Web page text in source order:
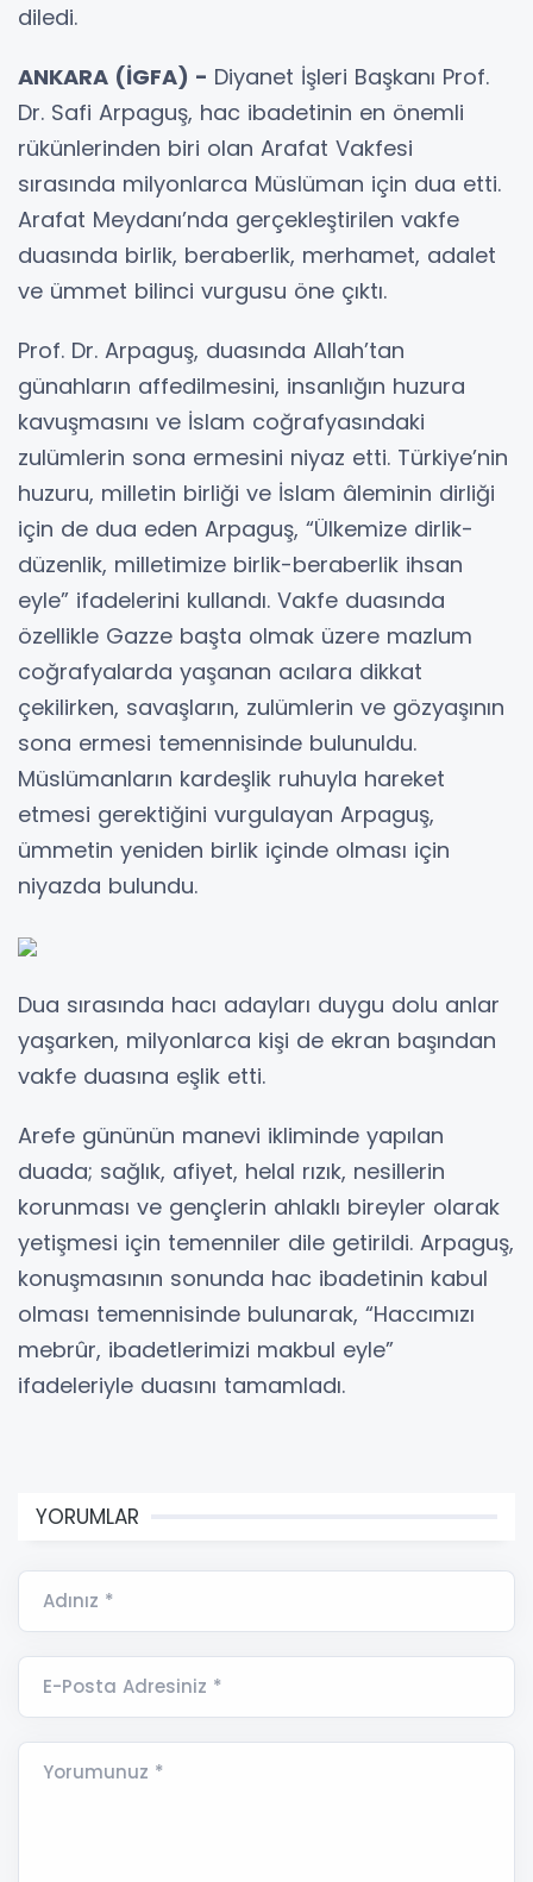
diledi.
ANKARA (İGFA) - Diyanet İşleri Başkanı Prof.
Dr. Safi Arpaguş, hac ibadetinin en önemli
rükünlerinden biri olan Arafat Vakfesi
sırasında milyonlarca Müslüman için dua etti.
Arafat Meydanı’nda gerçekleştirilen vakfe
duasında birlik, beraberlik, merhamet, adalet
ve ümmet bilinci vurgusu öne çıktı.
Prof. Dr. Arpaguş, duasında Allah’tan
günahların affedilmesini, insanlığın huzura
kavuşmasını ve İslam coğrafyasındaki
zulümlerin sona ermesini niyaz etti. Türkiye’nin
huzuru, milletin birliği ve İslam âleminin dirliği
için de dua eden Arpaguş, “Ülkemize dirlik-
düzenlik, milletimize birlik-beraberlik ihsan
eyle” ifadelerini kullandı. Vakfe duasında
özellikle Gazze başta olmak üzere mazlum
coğrafyalarda yaşanan acılara dikkat
çekilirken, savaşların, zulümlerin ve gözyaşının
sona ermesi temennisinde bulunuldu.
Müslümanların kardeşlik ruhuyla hareket
etmesi gerektiğini vurgulayan Arpaguş,
ümmetin yeniden birlik içinde olması için
niyazda bulundu.
Dua sırasında hacı adayları duygu dolu anlar
yaşarken, milyonlarca kişi de ekran başından
vakfe duasına eşlik etti.
Arefe gününün manevi ikliminde yapılan
duada; sağlık, afiyet, helal rızık, nesillerin
korunması ve gençlerin ahlaklı bireyler olarak
yetişmesi için temenniler dile getirildi. Arpaguş,
konuşmasının sonunda hac ibadetinin kabul
olması temennisinde bulunarak, “Haccımızı
mebrûr, ibadetlerimizi makbul eyle”
ifadeleriyle duasını tamamladı.
YORUMLAR
Adınız *
E-Posta Adresiniz *
Yorumunuz *